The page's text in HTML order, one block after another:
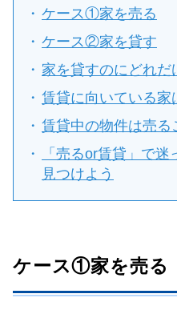
ケース①家を売る
ケース②家を貸す
家を貸すのにどれ
賃貸に向いている家
賃貸中の物件は売る
「売るor賃貸」で
見つけよう
ケース①家を売る